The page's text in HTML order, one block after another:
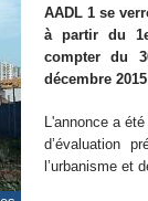
AADL 1 se
à partir du
compter du
décembre
L'annonce a
d’évaluation
l’urbanisme et